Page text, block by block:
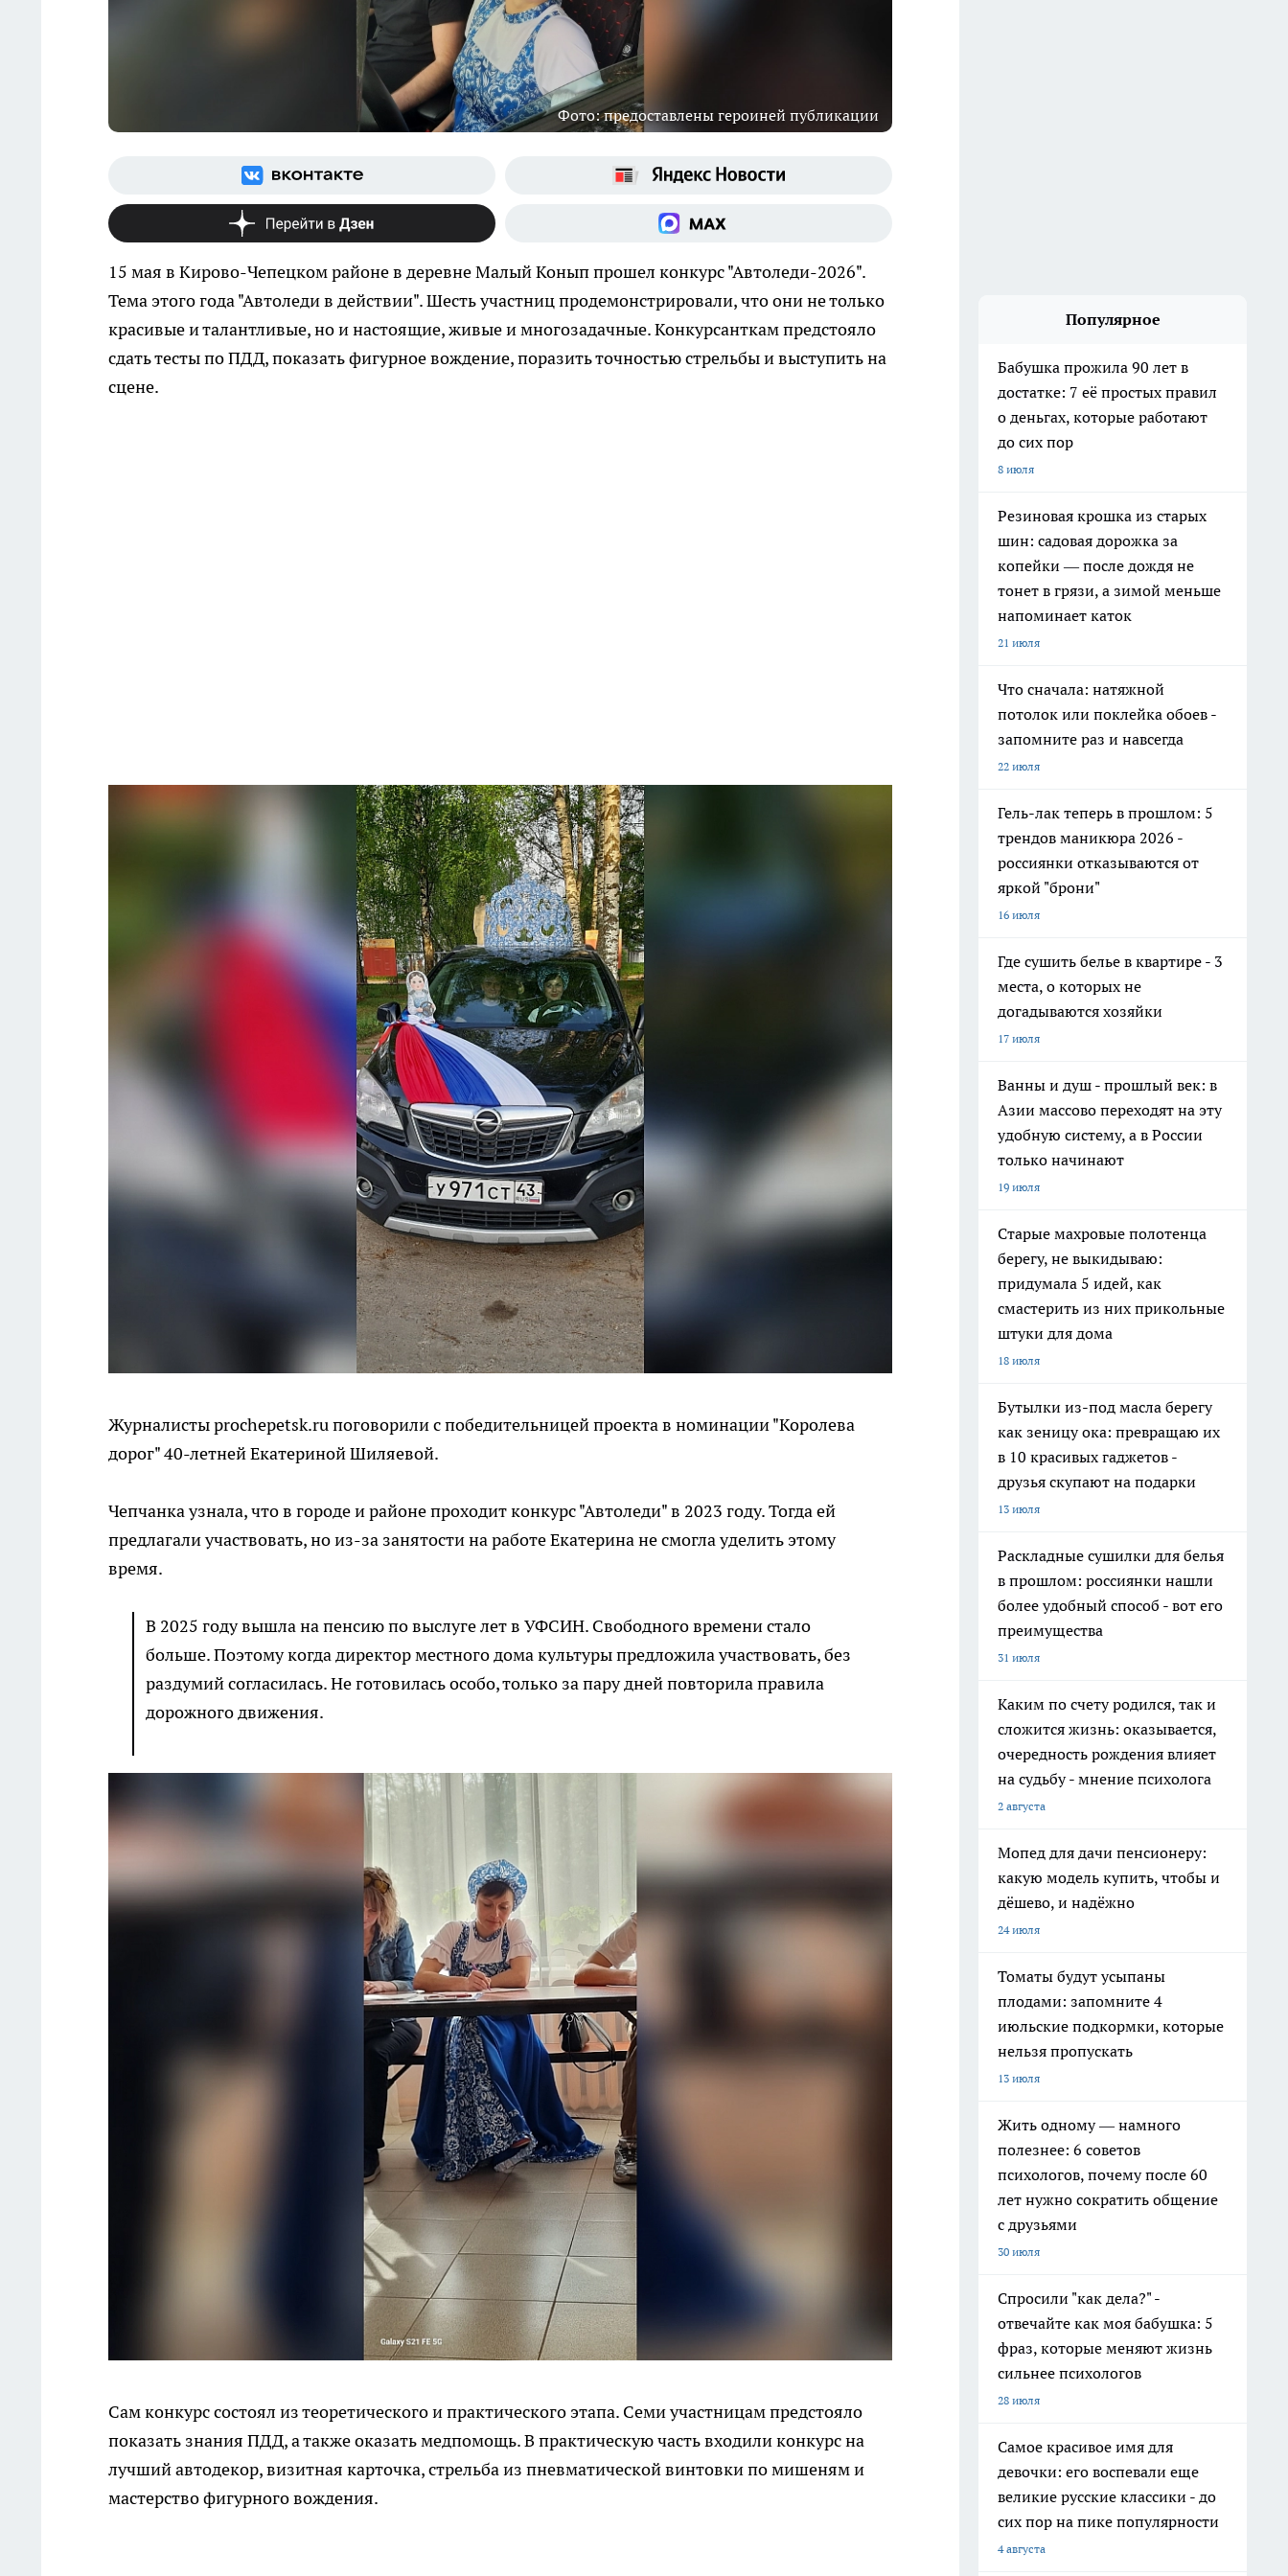
Фото: предоставлены героиней публикации
15 мая в Кирово-Чепецком районе в деревне Малый Конып прошел конкурс "Автоледи-2026".
Тема этого года "Автоледи в действии". Шесть участниц продемонстрировали, что они не только
красивые и талантливые, но и настоящие, живые и многозадачные. Конкурсанткам предстояло
сдать тесты по ПДД, показать фигурное вождение, поразить точностью стрельбы и выступить на
сцене.
Журналисты prochepetsk.ru поговорили с победительницей проекта в номинации "Королева
дорог" 40-летней Екатериной Шиляевой.
Чепчанка узнала, что в городе и районе проходит конкурс "Автоледи" в 2023 году. Тогда ей
предлагали участвовать, но из-за занятости на работе Екатерина не смогла уделить этому
время.
В 2025 году вышла на пенсию по выслуге лет в УФСИН. Свободного времени стало
больше. Поэтому когда директор местного дома культуры предложила участвовать, без
раздумий согласилась. Не готовилась особо, только за пару дней повторила правила
дорожного движения.
Сам конкурс состоял из теоретического и практического этапа. Семи участницам предстояло
показать знания ПДД, а также оказать медпомощь. В практическую часть входили конкурс на
лучший автодекор, визитная карточка, стрельба из пневматической винтовки по мишеням и
мастерство фигурного вождения.
Популярное
Бабушка прожила 90 лет в
достатке: 7 её простых правил
о деньгах, которые работают
до сих пор
8 июля
Резиновая крошка из старых
шин: садовая дорожка за
копейки — после дождя не
тонет в грязи, а зимой меньше
напоминает каток
21 июля
Что сначала: натяжной
потолок или поклейка обоев -
запомните раз и навсегда
22 июля
Гель-лак теперь в прошлом: 5
трендов маникюра 2026 -
россиянки отказываются от
яркой "брони"
16 июля
Где сушить белье в квартире - 3
места, о которых не
догадываются хозяйки
17 июля
Ванны и душ - прошлый век: в
Азии массово переходят на эту
удобную систему, а в России
только начинают
19 июля
Старые махровые полотенца
берегу, не выкидываю:
придумала 5 идей, как
смастерить из них прикольные
штуки для дома
18 июля
Бутылки из-под масла берегу
как зеницу ока: превращаю их
в 10 красивых гаджетов -
друзья скупают на подарки
13 июля
Раскладные сушилки для белья
в прошлом: россиянки нашли
более удобный способ - вот его
преимущества
31 июля
Каким по счету родился, так и
сложится жизнь: оказывается,
очередность рождения влияет
на судьбу - мнение психолога
2 августа
Мопед для дачи пенсионеру:
какую модель купить, чтобы и
дёшево, и надёжно
24 июля
Томаты будут усыпаны
плодами: запомните 4
июльские подкормки, которые
нельзя пропускать
13 июля
Жить одному — намного
полезнее: 6 советов
психологов, почему после 60
лет нужно сократить общение
с друзьями
30 июля
Спросили "как дела?" -
отвечайте как моя бабушка: 5
фраз, которые меняют жизнь
сильнее психологов
28 июля
Самое красивое имя для
девочки: его воспевали еще
великие русские классики - до
сих пор на пике популярности
4 августа